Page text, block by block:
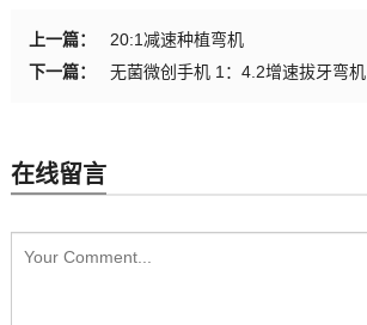
上一篇：
20:1减速种植弯机
下一篇：
无菌微创手机 1：4.2增速拔牙弯机
在线留言